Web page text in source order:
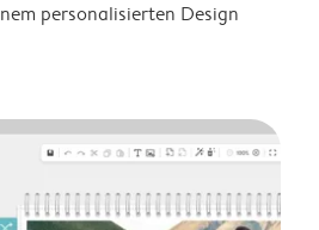
personalisierten Design